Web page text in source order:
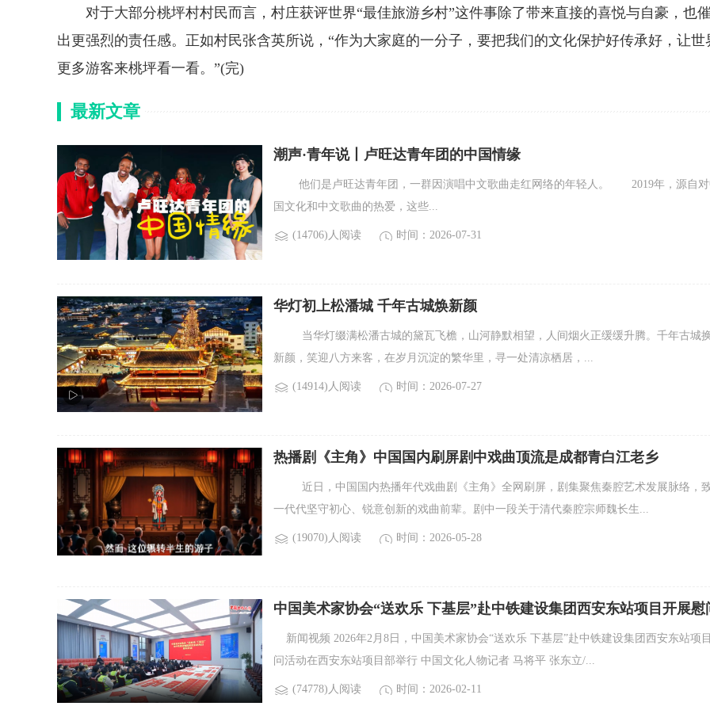
对于大部分桃坪村村民而言，村庄获评世界“最佳旅游乡村”这件事除了带来直接的喜悦与自豪，也
出更强烈的责任感。正如村民张含英所说，“作为大家庭的一分子，要把我们的文化保护好传承好，让世
更多游客来桃坪看一看。”(完)
最新文章
潮声·青年说丨卢旺达青年团的中国情缘
他们是卢旺达青年团，一群因演唱中文歌曲走红网络的年轻人。 2019年，源自对
国文化和中文歌曲的热爱，这些...
(14706)人阅读 时间：2026-07-31
华灯初上松潘城 千年古城焕新颜
当华灯缀满松潘古城的黛瓦飞檐，山河静默相望，人间烟火正缓缓升腾。千年古城
新颜，笑迎八方来客，在岁月沉淀的繁华里，寻一处清凉栖居，...
(14914)人阅读 时间：2026-07-27
热播剧《主角》中国国内刷屏剧中戏曲顶流是成都青白江老乡
近日，中国国内热播年代戏曲剧《主角》全网刷屏，剧集聚焦秦腔艺术发展脉络，
一代代坚守初心、锐意创新的戏曲前辈。剧中一段关于清代秦腔宗师魏长生...
(19070)人阅读 时间：2026-05-28
中国美术家协会“送欢乐 下基层”赴中铁建设集团西安东站项目开展慰
新闻视频 2026年2月8日，中国美术家协会“送欢乐 下基层”赴中铁建设集团西安东站项
问活动在西安东站项目部举行 中国文化人物记者 马将平 张东立/...
(74778)人阅读 时间：2026-02-11